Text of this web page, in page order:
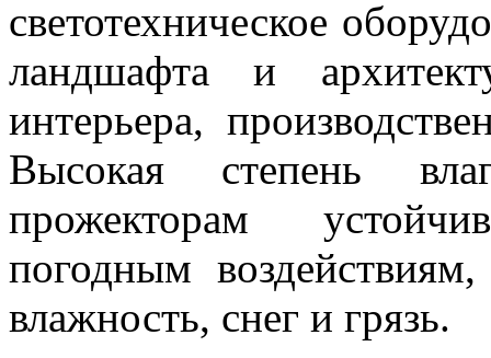
светотехническое
ландшафта и
интерьера,
Высокая степень
прожекторам
погодным
влажность, снег и грязь.